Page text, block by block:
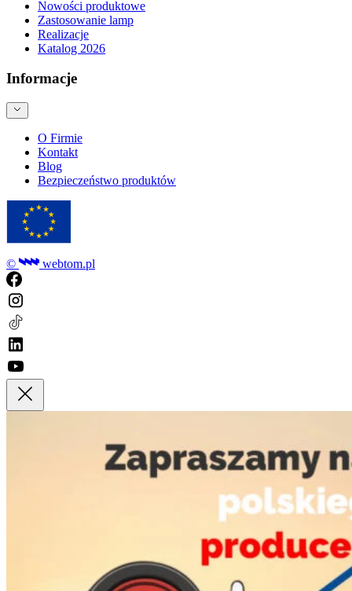
Nowości produktowe
Zastosowanie lamp
Realizacje
Katalog 2026
Informacje
O Firmie
Kontakt
Blog
Bezpieczeństwo produktów
© webtom.pl